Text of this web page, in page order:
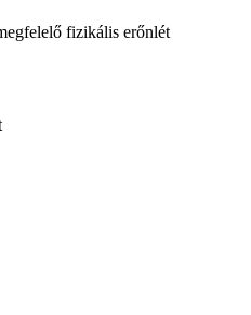
fizikális erőnlét